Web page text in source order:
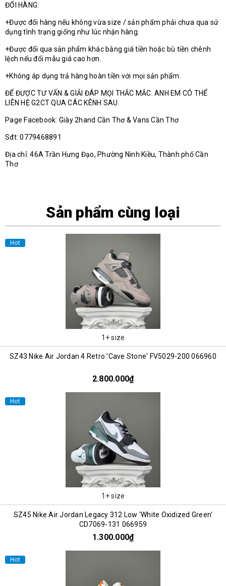
ĐỔI HÀNG:
+Được đổi hàng nếu không vừa size / sản phẩm phải chưa qua sử
dụng tình trạng giống như lúc nhận hàng.
+Được đổi qua sản phẩm khác bằng giá tiền hoặc bù tiền chênh
lệch nếu đổi mẫu giá cao hơn.
+Không áp dụng trả hàng hoàn tiền với mọi sản phẩm.
ĐỂ ĐƯỢC TƯ VẤN & GIẢI ĐÁP MỌI THẮC MẮC. ANH EM CÓ THỂ
LIÊN HỆ G2CT QUA CÁC KÊNH SAU.
Page Facebook: Giày 2hand Cần Thơ & Vans Cần Thơ
Sđt: 0779468891
Địa chỉ: 46A Trần Hưng Đạo, Phường Ninh Kiều, Thành phố Cần
Thơ
Sản phẩm cùng loại
Hot
1+ size
SZ43 Nike Air Jordan 4 Retro 'Cave Stone' FV5029-200 066960
2.800.000₫
Hot
1+ size
SZ45 Nike Air Jordan Legacy 312 Low 'White Oxidized Green'
CD7069-131 066959
1.300.000₫
Hot